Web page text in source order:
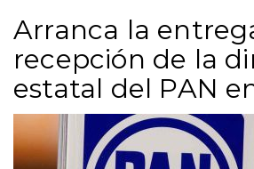
Arranca la
recepción de la
estatal del PAN